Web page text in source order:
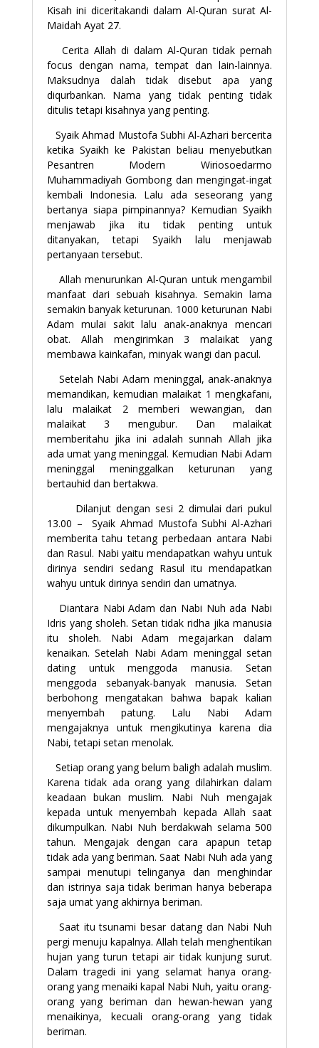
Kisah ini diceritakandi dalam Al-Quran surat Al-
Maidah Ayat 27.
Cerita Allah di dalam Al-Quran tidak pernah
focus dengan nama, tempat dan lain-lainnya.
Maksudnya dalah tidak disebut apa yang
diqurbankan. Nama yang tidak penting tidak
ditulis tetapi kisahnya yang penting.
Syaik Ahmad Mustofa Subhi Al-Azhari bercerita
ketika Syaikh ke Pakistan beliau menyebutkan
Pesantren Modern Wiriosoedarmo
Muhammadiyah Gombong dan mengingat-ingat
kembali Indonesia. Lalu ada seseorang yang
bertanya siapa pimpinannya? Kemudian Syaikh
menjawab jika itu tidak penting untuk
ditanyakan, tetapi Syaikh lalu menjawab
pertanyaan tersebut.
Allah menurunkan Al-Quran untuk mengambil
manfaat dari sebuah kisahnya. Semakin lama
semakin banyak keturunan. 1000 keturunan Nabi
Adam mulai sakit lalu anak-anaknya mencari
obat. Allah mengirimkan 3 malaikat yang
membawa kainkafan, minyak wangi dan pacul.
Setelah Nabi Adam meninggal, anak-anaknya
memandikan, kemudian malaikat 1 mengkafani,
lalu malaikat 2 memberi wewangian, dan
malaikat 3 mengubur. Dan malaikat
memberitahu jika ini adalah sunnah Allah jika
ada umat yang meninggal. Kemudian Nabi Adam
meninggal meninggalkan keturunan yang
bertauhid dan bertakwa.
Dilanjut dengan sesi 2 dimulai dari pukul
13.00 – Syaik Ahmad Mustofa Subhi Al-Azhari
memberita tahu tetang perbedaan antara Nabi
dan Rasul. Nabi yaitu mendapatkan wahyu untuk
dirinya sendiri sedang Rasul itu mendapatkan
wahyu untuk dirinya sendiri dan umatnya.
Diantara Nabi Adam dan Nabi Nuh ada Nabi
Idris yang sholeh. Setan tidak ridha jika manusia
itu sholeh. Nabi Adam megajarkan dalam
kenaikan. Setelah Nabi Adam meninggal setan
dating untuk menggoda manusia. Setan
menggoda sebanyak-banyak manusia. Setan
berbohong mengatakan bahwa bapak kalian
menyembah patung. Lalu Nabi Adam
mengajaknya untuk mengikutinya karena dia
Nabi, tetapi setan menolak.
Setiap orang yang belum baligh adalah muslim.
Karena tidak ada orang yang dilahirkan dalam
keadaan bukan muslim. Nabi Nuh mengajak
kepada untuk menyembah kepada Allah saat
dikumpulkan. Nabi Nuh berdakwah selama 500
tahun. Mengajak dengan cara apapun tetap
tidak ada yang beriman. Saat Nabi Nuh ada yang
sampai menutupi telinganya dan menghindar
dan istrinya saja tidak beriman hanya beberapa
saja umat yang akhirnya beriman.
Saat itu tsunami besar datang dan Nabi Nuh
pergi menuju kapalnya. Allah telah menghentikan
hujan yang turun tetapi air tidak kunjung surut.
Dalam tragedi ini yang selamat hanya orang-
orang yang menaiki kapal Nabi Nuh, yaitu orang-
orang yang beriman dan hewan-hewan yang
menaikinya, kecuali orang-orang yang tidak
beriman.